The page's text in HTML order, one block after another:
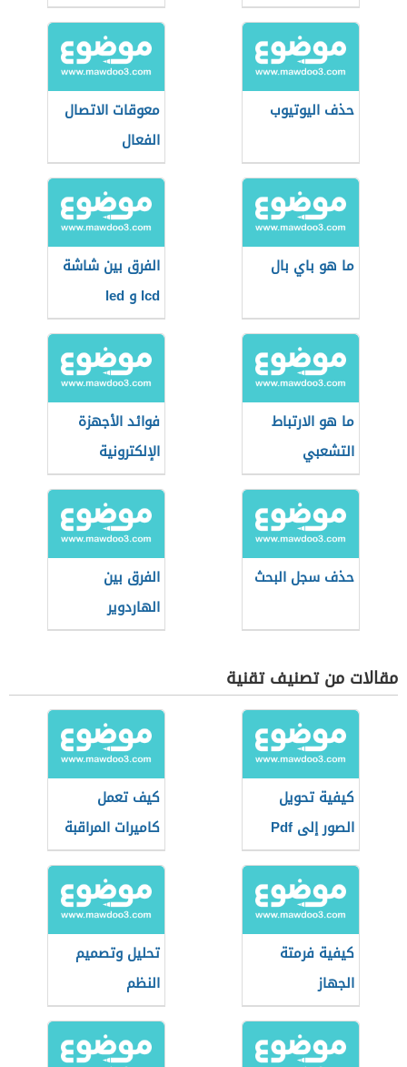
حذف اليوتيوب
معوقات الاتصال
الفعال
ما هو باي بال
الفرق بين شاشة
lcd و led
ما هو الارتباط
التشعبي
فوائد الأجهزة
الإلكترونية
حذف سجل البحث
الفرق بين
الهاردوير
والسوفت وير
مقالات من تصنيف تقنية
كيفية تحويل
الصور إلى Pdf
كيف تعمل
كاميرات المراقبة
كيفية فرمتة
الجهاز
تحليل وتصميم
النظم